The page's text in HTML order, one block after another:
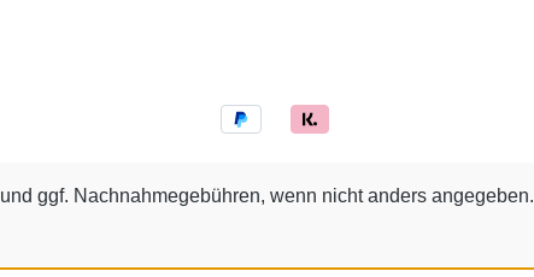
und ggf. Nachnahmegebühren, wenn nicht anders angegeben.